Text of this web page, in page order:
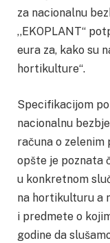
za nacionalnu
,,EKOPLANT“
eura za, kako su
hortikulture“.
Specifikacijom
nacionalnu
računa o zelenim
opšte je poznata
u konkretnom
na hortikulturu a
i predmete o
godine da